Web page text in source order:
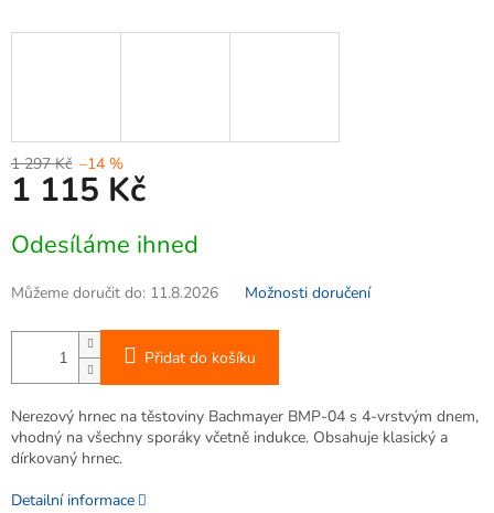
1 297 Kč –14 %
1 115 Kč
cena:
Odesíláme ihned
Můžeme doručit do: 11.8.2026 Možnosti doručení
Přidat do košíku
Nerezový hrnec na těstoviny Bachmayer BMP-04 s 4-vrstvým dnem,
vhodný na všechny sporáky včetně indukce. Obsahuje klasický a
dírkovaný hrnec.
Detailní informace